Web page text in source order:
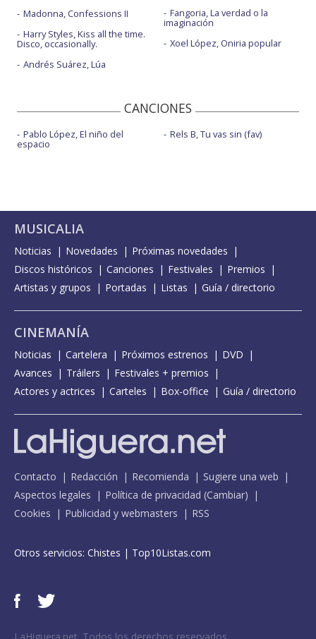
Madonna, Confessions II
Harry Styles, Kiss all the time.
Disco, occasionally.
Andrés Suárez, Lúa
Fangoria, La verdad o la
imaginación
Xoel López, Oniria popular
CANCIONES
Pablo López, El niño del
espacio
Rels B, Tu vas sin (fav)
MUSICALIA
Noticias Novedades
Próximas novedades
Discos históricos
Canciones Festivales
Premios
Artistas y grupos
Portadas Listas Guía / directorio
CINEMANÍA
Noticias Cartelera Próximos estrenos
DVD
Avances
Tráilers
Festivales + premios
Actores y actrices
Carteles Box-office Guía / directorio
Contacto Redacción Recomienda
Sugiere una web
Aspectos legales
Política de privacidad (Cambiar)
Cookies
Publicidad y webmasters RSS
Otros servicios: Chistes | Top10Listas.com